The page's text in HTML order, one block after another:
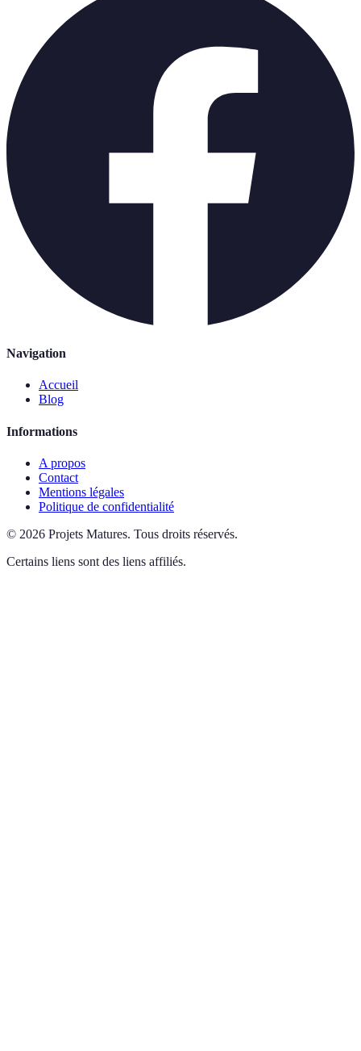
Navigation
Accueil
Blog
Informations
A propos
Contact
Mentions légales
Politique de confidentialité
© 2026 Projets Matures. Tous droits réservés.
Certains liens sont des liens affiliés.